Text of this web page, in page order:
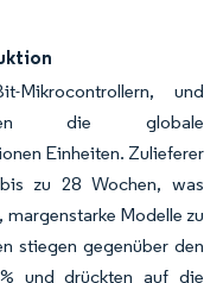
Mikrocontrollern, und
die globale
Einheiten. Zulieferer
zu 28 Wochen, was
Modelle zu
stiegen gegenüber den
und drückten auf die